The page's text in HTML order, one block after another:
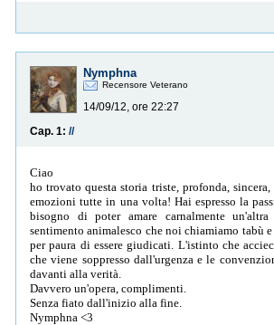
Nymphna
Recensore Veterano
14/09/12, ore 22:27
Cap. 1: //
Ciao
ho trovato questa storia triste, profonda, sincera,
emozioni tutte in una volta! Hai espresso la
bisogno di poter amare carnalmente un'altra
sentimento animalesco che noi chiamiamo tabù
per paura di essere giudicati. L'istinto che
che viene soppresso dall'urgenza e le
davanti alla verità.
Davvero un'opera, complimenti.
Senza fiato dall'inizio alla fine.
Nymphna <3